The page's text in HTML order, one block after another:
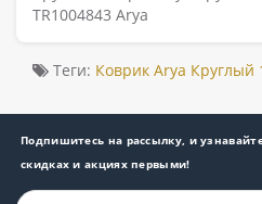
TR1004843 Arya
Теги: Коврик Arya Круглый
Подпишитесь на рассылку, и
скидках и акциях первыми!